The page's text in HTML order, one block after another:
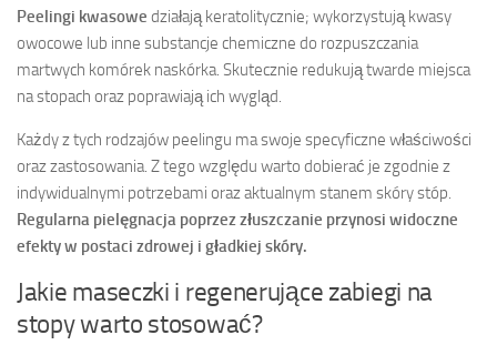
Peelingi kwasowe działają keratolitycznie; wykorzystują kwasy
owocowe lub inne substancje chemiczne do rozpuszczania
martwych komórek naskórka. Skutecznie redukują twarde miejsca
na stopach oraz poprawiają ich wygląd.
Każdy z tych rodzajów peelingu ma swoje specyficzne właściwości
oraz zastosowania. Z tego względu warto dobierać je zgodnie z
indywidualnymi potrzebami oraz aktualnym stanem skóry stóp.
Regularna pielęgnacja poprzez złuszczanie przynosi widoczne
efekty w postaci zdrowej i gładkiej skóry.
Jakie maseczki i regenerujące zabiegi na
stopy warto stosować?